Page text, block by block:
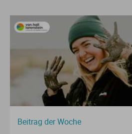
Beitrag der Woche